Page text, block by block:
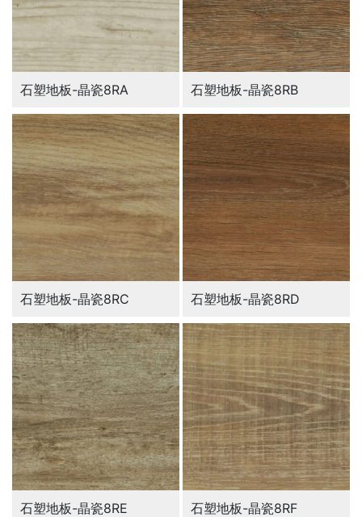
石塑地板-晶瓷8RA 石塑地板-晶瓷8RB
石塑地板-晶瓷8RC 石塑地板-晶瓷8RD
石塑地板-晶瓷8RE 石塑地板-晶瓷8RF